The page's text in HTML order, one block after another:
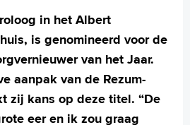
onderzoek
A+
Language
Zoeken
in het Albert
is genomineerd voor de
van het Jaar.
aanpak van de Rezum-
zij kans op deze titel. “De
eer en ik zou graag